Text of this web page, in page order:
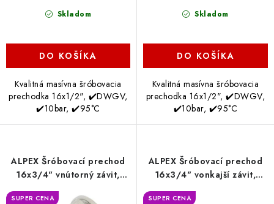
Skladom
DO KOŠÍKA
Kvalitná masívna šróbovacia
prechodka 16x1/2", ✔️DWGV,
✔️10bar, ✔️95°C
Skladom
DO KOŠÍKA
Kvalitná masívna šróbovacia
prechodka 16x1/2", ✔️DWGV,
✔️10bar, ✔️95°C
ALPEX Šróbovací prechod
16x3/4" vnútorný závit,
DVGW
SUPER CENA
ALPEX Šróbovací prechod
16x3/4" vonkajší závit,
DVGW
SUPER CENA